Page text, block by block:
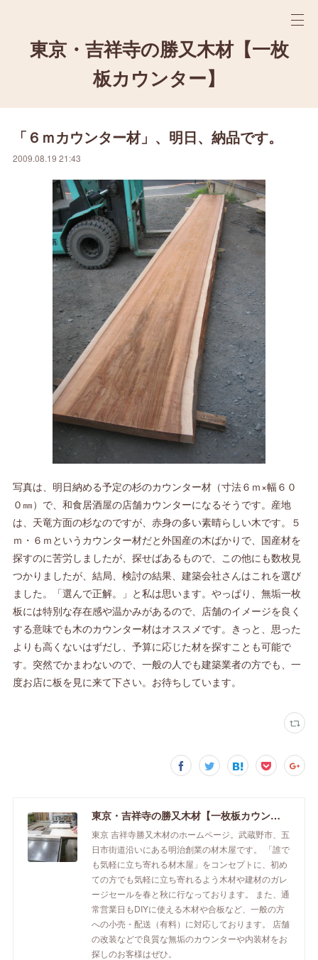
東京・吉祥寺の勝又木材【一枚
板カウンター】
「６ｍカウンター材」、明日、納品です。
2009.08.19 21:43
写真は、明日納める予定の杉のカウンター材（寸法６ｍ×幅６０
０㎜）で、和食居酒屋の店舗カウンターになるそうです。産地
は、天竜方面の杉なのですが、赤身の多い素晴らしい木です。５
ｍ・６ｍというカウンター材だと外国産の木ばかりで、国産材を
探すのに苦労しましたが、探せばあるもので、この他にも数枚見
つかりましたが、結局、検討の結果、建築会社さんはこれを選び
ました。「選んで正解。」と私は思います。やっぱり、無垢一枚
板には特別な存在感や温かみがあるので、店舗のイメージを良く
する意味でも木のカウンター材はオススメです。きっと、思った
よりも高くないはずだし、予算に応じた材を探すことも可能で
す。突然でかまわないので、一般の人でも建築業者の方でも、一
度お店に板を見に来て下さい。お待ちしています。
東京・吉祥寺の勝又木材【一枚板カウンター】
東京 吉祥寺勝又木材のホームページ。武蔵野市、五
日市街道沿いにある明治創業の材木屋です。 「誰で
も気軽に立ち寄れる材木屋」をコンセプトに、初め
ての方でも気軽に立ち寄れるよう木材や建材のガレ
ージセールを春と秋に行なっております。 また、通
常営業日もDIYに使える木材や合板など、一般の方
への小売・配送（有料）に対応しております。 店舗
の改装などで良質な無垢のカウンターや内装材をお
探しのお客様はぜひ。